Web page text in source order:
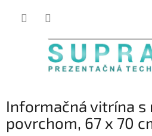
Informačná vitrína s
povrchom, 67 x 70